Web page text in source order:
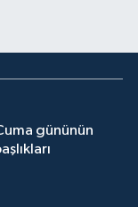
gününün